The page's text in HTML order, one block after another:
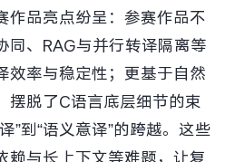
作品亮点纷呈：参赛作品不
同、RAG与并行转译隔离等
效率与稳定性；更基于自然
摆脱了C语言底层细节的束
”到“语义意译”的跨越。这些
赖与长上下文等难题，让复